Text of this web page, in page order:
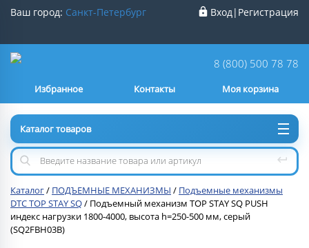
Ваш город: Санкт-Петербург
Нет
Вход| Регистрация
8 (800) 500 78 78
Контакты
Избранное Моя корзина
Каталог товаров
Каталог/ ПОДЪЕМНЫЕ МЕХАНИЗМЫ / Подъемные механизмы
DTC TOP STAY SQ/ Подъемный механизм TOP STAY SQ PUSH
индекс нагрузки 1800-4000, высота h=250-500 мм, серый
(SQ2FBH03B)